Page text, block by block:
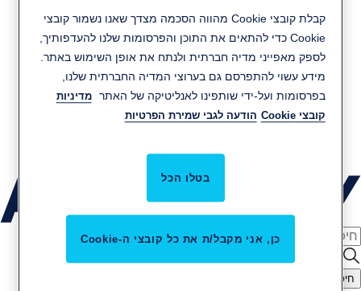
חדשות ומדיה
קיימות
יצירת קשר
אודות ASSA ABLOY
קריירה באסא אבלוי
חיפוש
קבלת קובצי Cookie מהווה הסכמה מצדך שאנו נשמור קובצי
Cookie כדי להתאים את התוכן והפרסומות שלנו להעדפותיך,
לספק מאפייני מדיה חברתית ולנתח את אופן השימוש באתר.
מידע עשוי להתפרסם גם בערוצי המדיה החברתית שלנו,
בפרסומות ועל-ידי שותפינו לאנליטיקה של האתר
מדיניות
קובצי Cookie
הודעה לגבי שמירת הפרטיות
בטלו הכל
כן, אני מקבל/ת את כל קובצי ה-Cookie